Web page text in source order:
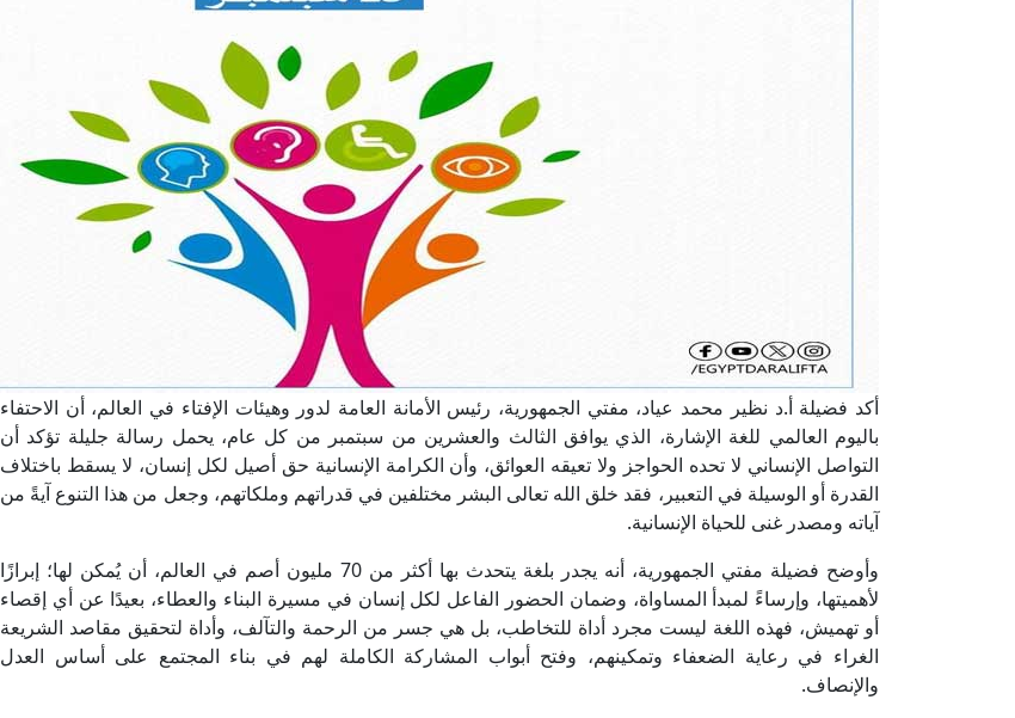
أكد فضيلة أ.د نظير محمد عياد، مفتي الجمهورية، رئيس الأمانة العامة لدور وهيئات الإفتاء في العالم، أن الاحتفاء
باليوم العالمي للغة الإشارة، الذي يوافق الثالث والعشرين من سبتمبر من كل عام، يحمل رسالة جليلة تؤكد أن
التواصل الإنساني لا تحده الحواجز ولا تعيقه العوائق، وأن الكرامة الإنسانية حق أصيل لكل إنسان، لا يسقط باختلاف
القدرة أو الوسيلة في التعبير، فقد خلق الله تعالى البشر مختلفين في قدراتهم وملكاتهم، وجعل من هذا التنوع آيةً من
آياته ومصدر غنى للحياة الإنسانية.
وأوضح فضيلة مفتي الجمهورية، أنه يجدر بلغة يتحدث بها أكثر من 70 مليون أصم في العالم، أن يُمكن لها؛ إبرازًا
لأهميتها، وإرساءً لمبدأ المساواة، وضمان الحضور الفاعل لكل إنسان في مسيرة البناء والعطاء، بعيدًا عن أي إقصاء
أو تهميش، فهذه اللغة ليست مجرد أداة للتخاطب، بل هي جسر من الرحمة والتآلف، وأداة لتحقيق مقاصد الشريعة
الغراء في رعاية الضعفاء وتمكينهم، وفتح أبواب المشاركة الكاملة لهم في بناء المجتمع على أساس العدل
والإنصاف.